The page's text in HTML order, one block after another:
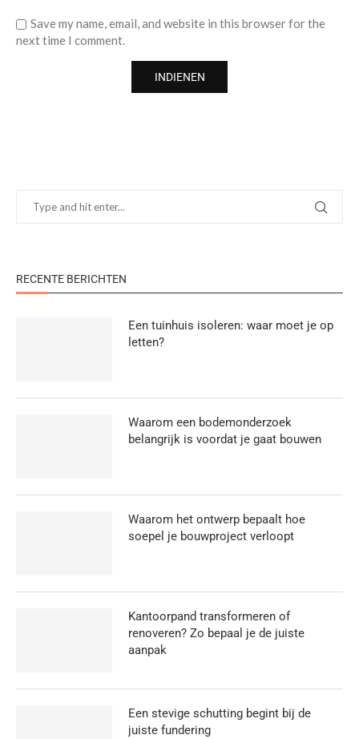
Save my name, email, and website in this browser for the
next time I comment.
RECENTE BERICHTEN
Een tuinhuis isoleren: waar moet je op
letten?
Waarom een bodemonderzoek
belangrijk is voordat je gaat bouwen
Waarom het ontwerp bepaalt hoe
soepel je bouwproject verloopt
Kantoorpand transformeren of
renoveren? Zo bepaal je de juiste
aanpak
Een stevige schutting begint bij de
juiste fundering